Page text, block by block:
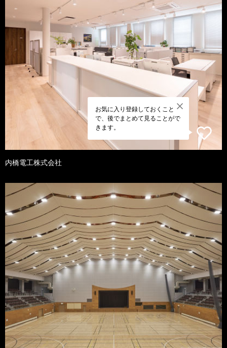
お気に入り登録しておくこと
で、後でまとめて見ることがで
きます。
内橋電工株式会社